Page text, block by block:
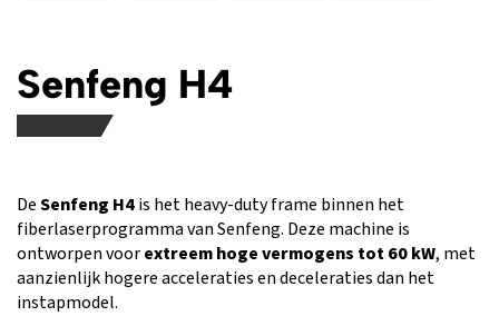
Senfeng H4
DeSenfeng H4is het heavy-duty frame binnen het
fiberlaserprogramma van Senfeng. Deze machine is
ontworpen voorextreem hoge vermogens tot 60 kW, met
aanzienlijk hogere acceleraties en deceleraties dan het
instapmodel.